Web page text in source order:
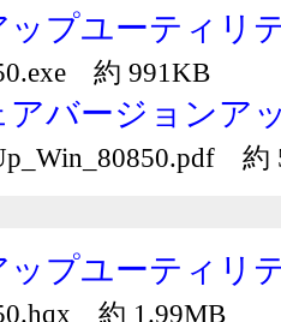
プユーティリ
約 991KB
アバージョンア
約
プユーティリ
約 1.99MB